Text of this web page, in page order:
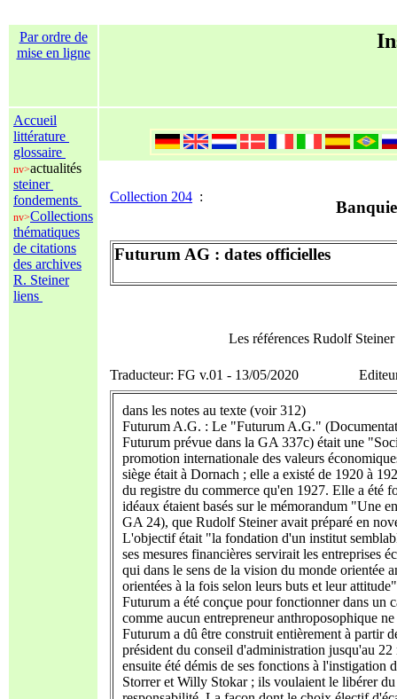
Par ordre de
mise en ligne
Accueil
littérature
glossaire
nv>actualités
steiner
fondements
nv>Collections
thématiques
de citations
des archives
R. Steiner
liens
Collection 204 :
Futurum AG : dates officielles
Les références Rudolf
Traducteur: FG v.01 - 13/05/2020 Editeur
dans les notes au texte (voir 312)
Futurum A.G. : Le "Futurum A.G."
Futurum prévue dans la GA 337c) était une
promotion internationale des valeurs
siège était à Dornach ; elle a existé de 1920 à
du registre du commerce qu'en 1927. Elle a été
idéaux étaient basés sur le mémorandum "Une
GA 24), que Rudolf Steiner avait préparé en
L'objectif était "la fondation d'un institut
ses mesures financières servirait les entreprises
qui dans le sens de la vision du monde orientée
orientées à la fois selon leurs buts et leur
Futurum a été conçue pour fonctionner dans un
comme aucun entrepreneur anthroposophique
Futurum a dû être construit entièrement à partir
président du conseil d'administration jusqu'au
ensuite été démis de ses fonctions à l'instigation
Storrer et Willy Stokar ; ils voulaient le libérer